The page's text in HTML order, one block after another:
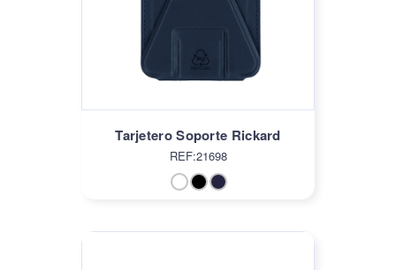
Tarjetero Soporte Rickard
REF:21698